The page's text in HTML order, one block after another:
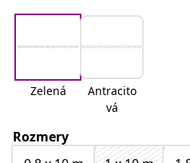
Zelená
Antracito
vá
Rozmery